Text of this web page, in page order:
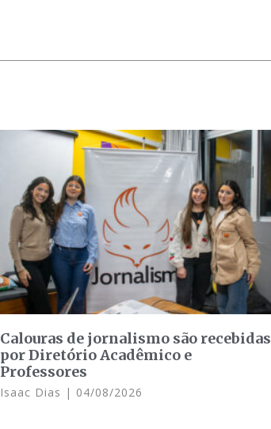
Calouras de jornalismo são recebidas
por Diretório Acadêmico e
Professores
Isaac Dias 04/08/2026